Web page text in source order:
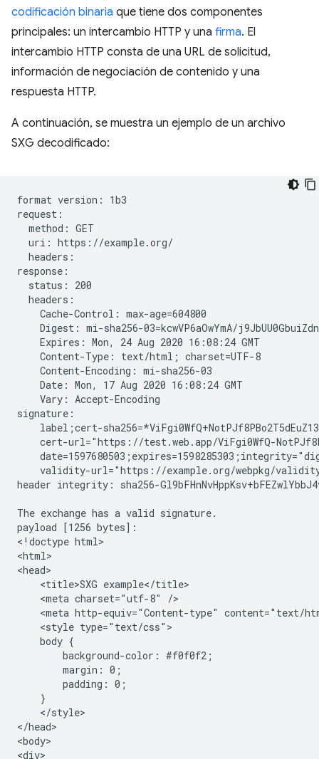
codificación binaria que tiene dos componentes
principales: un intercambio HTTP y una firma. El
intercambio HTTP consta de una URL de solicitud,
información de negociación de contenido y una
respuesta HTTP.
A continuación, se muestra un ejemplo de un archivo
SXG decodificado:
format version: 1b3
request:
  method: GET
  uri: https://example.org/
  headers:
response:
  status: 200
  headers:
    Cache-Control: max-age=604800
Digest: mi-sha256-03=kcwVP6aOwYmA/
    Expires: Mon, 24 Aug 2020 16:08:24 GMT
    Content-Type: text/html; charset=UTF-8
    Content-Encoding: mi-sha256-03
    Date: Mon, 17 Aug 2020 16:08:24 GMT
    Vary: Accept-Encoding
signature:
label;cert-
cert-url="https://test.web.app/ViFgi0WfQ-
validity-url="https://example.org/webpkg/
header integrity: sha256-
The exchange has a valid signature.
payload [1256 bytes]:
<!doctype html>
<html>
<head>
    <title>SXG example</title>
    <meta charset="utf-8" />
<meta http-equiv="Content-type" content="text/
    <style type="text/css">
    body {
        background-color: #f0f0f2;
        margin: 0;
        padding: 0;
    }
    </style>
</head>
<body>
<div>